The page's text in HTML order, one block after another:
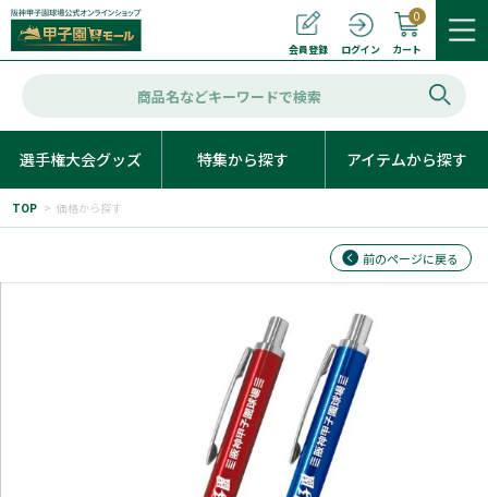
会員登録 ログイン カート
0
選手権大会グッズ 特集から探す アイテムから探す
TOP > 価格から探す
前のページに戻る